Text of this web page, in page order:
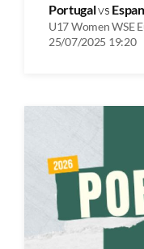
Portugalvs
U17 Women WSE
25/07/2025 19:20